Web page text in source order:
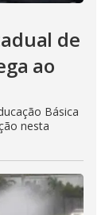
de
ao
Básica
nesta